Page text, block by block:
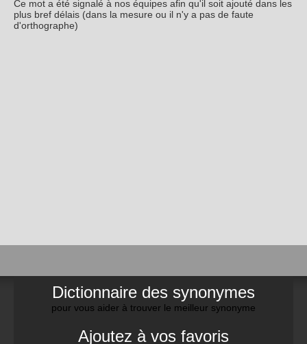
Ce mot a été signalé à nos équipes afin qu'il soit ajouté dans les
plus bref délais (dans la mesure ou il n'y a pas de faute
d'orthographe)
Dictionnaire des synonymes
pour vous aider à trouver le meilleur synonyme
Ajoutez à vos favoris